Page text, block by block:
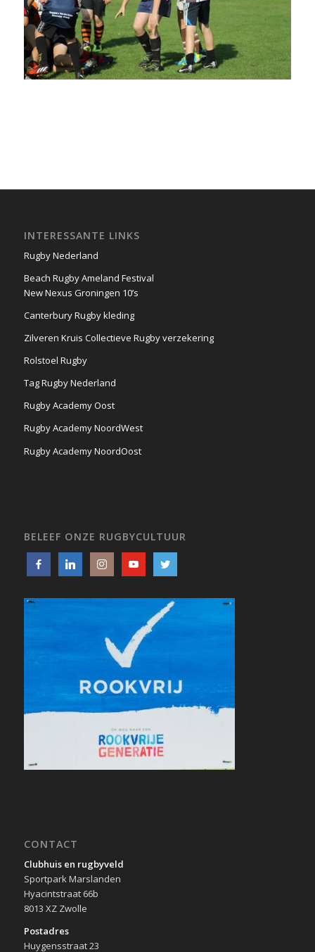
INTERESSANTE LINKS
Rugby Nederland
Beach Rugby Ameland Festival
New Nexus Groningen 10’s
Canterbury Rugby kleding
Zilveren Kruis Collectieve Rugby verzekering
Rolstoel Rugby
Tag Rugby Nederland
Rugby Academy Oost
Rugby Academy NoordWest
Rugby Academy NoordOost
BELEEF ONZE RUGBYCULTUUR
CONTACT
Clubhuis en rugbyveld
Sportpark Marslanden
Hyacintstraat 66b
8013 XZ Zwolle
Postadres
Huygensstraat 23